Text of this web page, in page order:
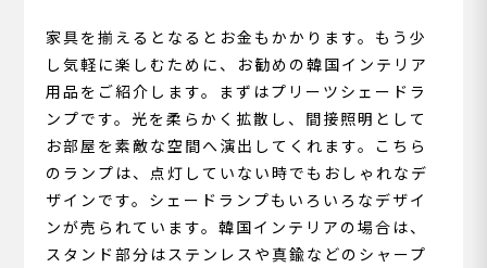
家具を揃えるとなるとお金もかかります。もう少
し気軽に楽しむために、お勧めの韓国インテリア
用品をご紹介します。まずはプリーツシェードラ
ンプです。光を柔らかく拡散し、間接照明として
お部屋を素敵な空間へ演出してくれます。こちら
のランプは、点灯していない時でもおしゃれなデ
ザインです。シェードランプもいろいろなデザイ
ンが売られています。韓国インテリアの場合は、
スタンド部分はステンレスや真鍮などのシャープ